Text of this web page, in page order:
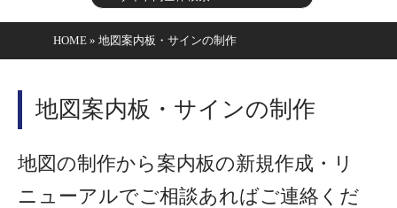
HOME » 地図案内板・サインの制作
地図案内板・サインの制作
地図の制作から案内板の新規作成・リ
ニューアルでご相談あればご連絡くだ